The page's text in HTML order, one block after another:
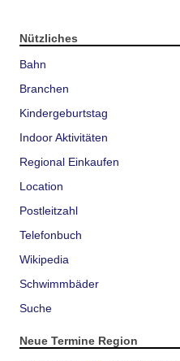
Nützliches
Bahn
Branchen
Kindergeburtstag
Indoor Aktivitäten
Regional Einkaufen
Location
Postleitzahl
Telefonbuch
Wikipedia
Schwimmbäder
Suche
Neue Termine Region